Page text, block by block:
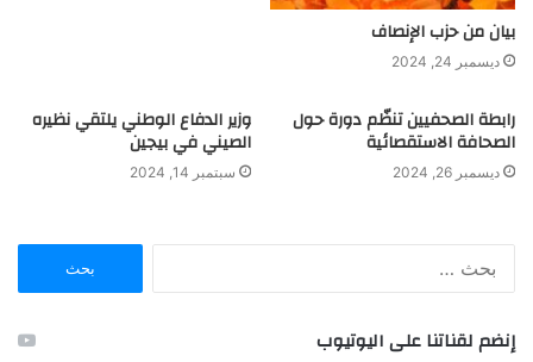
بيان من حزب الإنصاف
ديسمبر 24, 2024
رابطة الصحفيين تنظّم دورة حول
الصحافة الاستقصائية
ديسمبر 26, 2024
وزير الدفاع الوطني يلتقي نظيره
الصيني في بيجين
سبتمبر 14, 2024
إنضم لقناتنا على اليوتيوب